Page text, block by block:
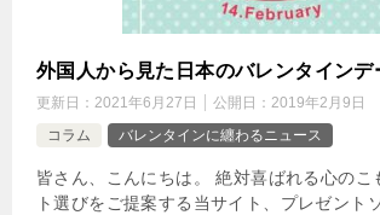
外国人から見た日本のバレンタインデ
更新日： 2021年6月27日 公開日： 2019年2月9日
コラム
バレンタインに纏わるニュース
皆さん、こんにちは。 絶対喜ばれる心のこ
ト選びをご提案する当サイト、プレゼント